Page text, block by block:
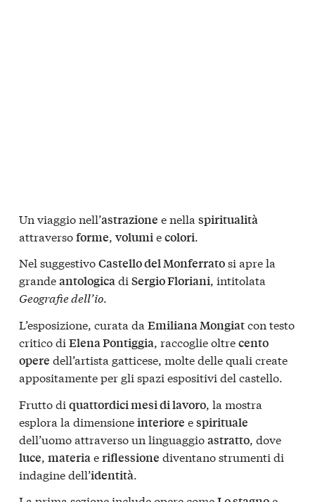
Un viaggio nell’astrazione e nella spiritualità
attraversoforme, volumiecolori.
Nel suggestivoCastello del Monferratosi apre la
grandeantologicadi Sergio Floriani, intitolata
Geografie dell’io.
L’esposizione, curata da Emiliana Mongiatcon testo
critico di Elena Pontiggia, raccoglie oltrecento
opere dell’artista gatticese, molte delle quali create
appositamente per gli spazi espositivi del castello.
Frutto di quattordici mesi di lavoro, la mostra
esplora la dimensioneinteriore espirituale
dell’uomo attraverso un linguaggioastratto, dove
luce, materiaeriflessione diventano strumenti di
indagine dell’identità.